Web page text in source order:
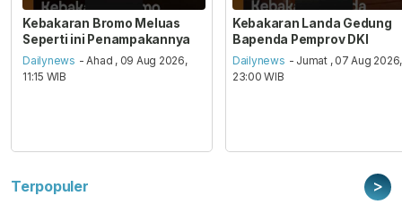
Kebakaran Bromo Meluas
Seperti ini Penampakannya
Dailynews - Ahad , 09 Aug 2026,
11:15 WIB
Kebakaran Landa Gedung
Bapenda Pemprov DKI
Dailynews - Jumat , 07 Aug 2026,
23:00 WIB
Terpopuler >